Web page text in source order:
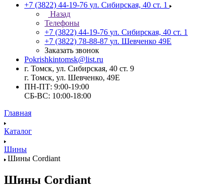
+7 (3822) 44-19-76 ул. Сибирская, 40 ст. 1
Назад
Телефоны
+7 (3822) 44-19-76 ул. Сибирская, 40 ст. 1
+7 (3822) 78-88-87 ул. Шевченко 49Е
Заказать звонок
Pokrishkintomsk@list.ru
г. Томск, ул. Сибирская, 40 ст. 9
г. Томск, ул. Шевченко, 49Е
ПН-ПТ: 9:00-19:00
СБ-ВС: 10:00-18:00
Главная
Каталог
Шины
Шины Cordiant
Шины Cordiant